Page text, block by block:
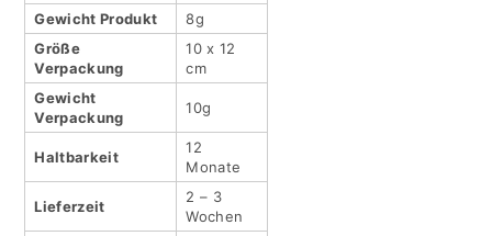
Gewicht Produkt
8g
Größe
Verpackung
10 x 12
cm
Gewicht
Verpackung
10g
Haltbar­keit
12
Monate
Lieferzeit
2 – 3
Wochen